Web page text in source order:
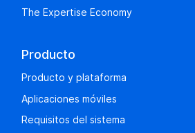
The Expertise Economy
Producto
Producto y plataforma
Aplicaciones móviles
Requisitos del sistema